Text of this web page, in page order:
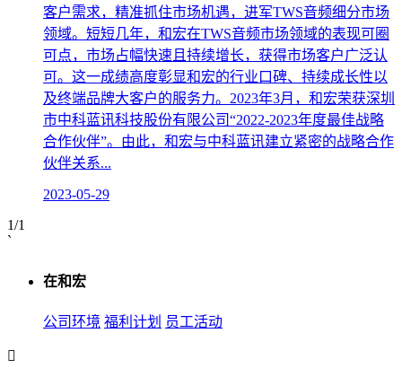
客户需求，精准抓住市场机遇，进军TWS音频细分市场
领域。短短几年，和宏在TWS音频市场领域的表现可圈
可点，市场占幅快速且持续增长，获得市场客户广泛认
可。这一成绩高度彰显和宏的行业口碑、持续成长性以
及终端品牌大客户的服务力。2023年3月，和宏荣获深圳
市中科蓝讯科技股份有限公司“2022-2023年度最佳战略
合作伙伴”。由此，和宏与中科蓝讯建立紧密的战略合作
伙伴关系...
2023-05-29
1/1
`
在和宏
公司环境 福利计划 员工活动